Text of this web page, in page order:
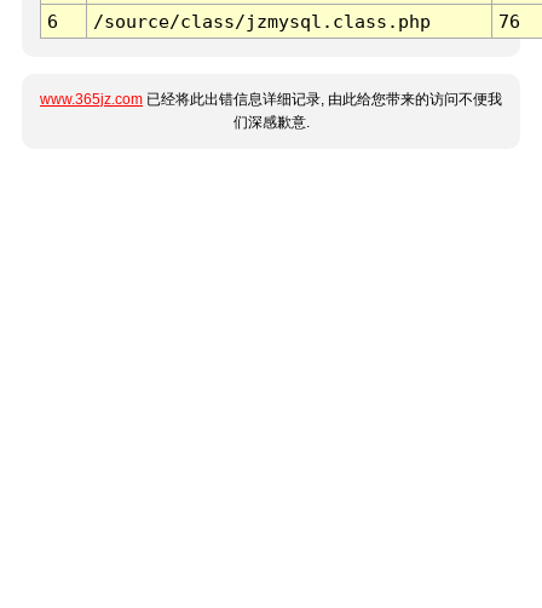
6
/source/class/jzmysql.class.php 76
www.365jz.com 已经将此出错信息详细记录, 由此给您带来的访问不便我
们深感歉意.